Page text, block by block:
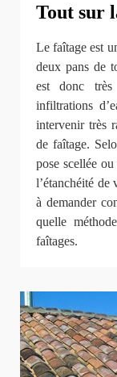
Tout sur
Le faîtage est
deux pans de
est donc
infiltrations
intervenir très
de faîtage.
pose scellée
l’étanchéité de
à demander
quelle
faîtages.